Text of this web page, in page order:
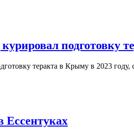
подготовку
теракта в Крыму в 2023
Ессентуках